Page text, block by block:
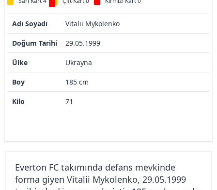
Adı Soyadı Vitalii Mykolenko
Doğum Tarihi 29.05.1999
Ülke Ukrayna
Boy 185 cm
Kilo 71
Everton FC takımında defans mevkinde
forma giyen Vitalii Mykolenko, 29.05.1999